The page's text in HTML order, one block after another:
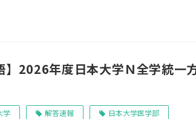
】2026年度日本大学Ｎ全学統一
学 解答速報 日本大学医学部